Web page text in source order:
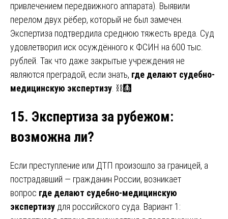
привлечением передвижного аппарата). Выявили
перелом двух рёбер, который не был замечен.
Экспертиза подтвердила среднюю тяжесть вреда. Суд
удовлетворил иск осуждённого к ФСИН на 600 тыс.
рублей. Так что даже закрытые учреждения не
являются преградой, если знать, где делают судебно-
медицинскую экспертизу. ⛓️🩻
15. Экспертиза за рубежом:
возможна ли?
Если преступление или ДТП произошло за границей, а
пострадавший — гражданин России, возникает
вопрос где делают судебно-медицинскую
экспертизу для российского суда. Вариант 1: